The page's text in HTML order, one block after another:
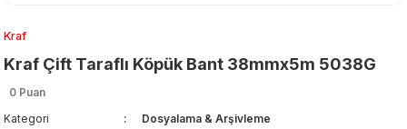
Kraf
Kraf Çift Taraflı Köpük Bant 38mmx5m 5038G
0 Puan
Kategori
Dosyalama & Arşivleme